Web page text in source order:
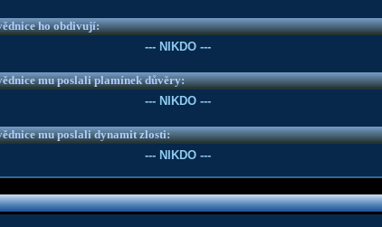
ho obdivují:
--- NIKDO ---
mu poslali plamínek důvěry:
--- NIKDO ---
mu poslali dynamit zlosti:
--- NIKDO ---